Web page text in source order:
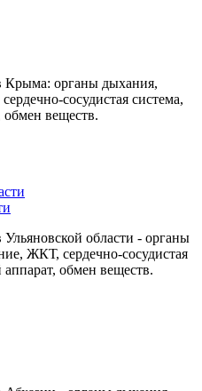
Крыма: органы дыхания,
сосудистая система,
обмен веществ.
области - органы
ЖКТ, сердечно-сосудистая
обмен веществ.